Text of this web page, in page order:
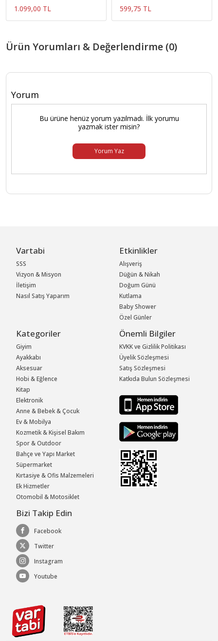
1.099,00 TL 599,75 TL
Ürün Yorumları & Değerlendirme (0)
Yorum
Bu ürüne henüz yorum yazılmadı. İlk yorumu
yazmak ister misin?
Yorum Yaz
Vartabi
SSS
Vizyon & Misyon
İletişim
Nasıl Satış Yaparım
Etkinlikler
Alışveriş
Düğün & Nikah
Doğum Günü
Kutlama
Baby Shower
Özel Günler
Kategoriler
Giyim
Ayakkabı
Aksesuar
Hobi & Eğlence
Kitap
Elektronik
Anne & Bebek & Çocuk
Ev & Mobilya
Kozmetik & Kişisel Bakım
Spor & Outdoor
Bahçe ve Yapı Market
Süpermarket
Kırtasiye & Ofis Malzemeleri
Ek Hizmetler
Otomobil & Motosiklet
Önemli Bilgiler
KVKK ve Gizlilik Politikası
Üyelik Sözleşmesi
Satış Sözleşmesi
Katkıda Bulun Sözleşmesi
Bizi Takip Edin
Facebook
Twitter
Instagram
Youtube